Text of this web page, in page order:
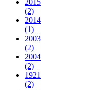
2015
(2)
2014
(1)
2003
(2)
2004
(2)
1921
(2)